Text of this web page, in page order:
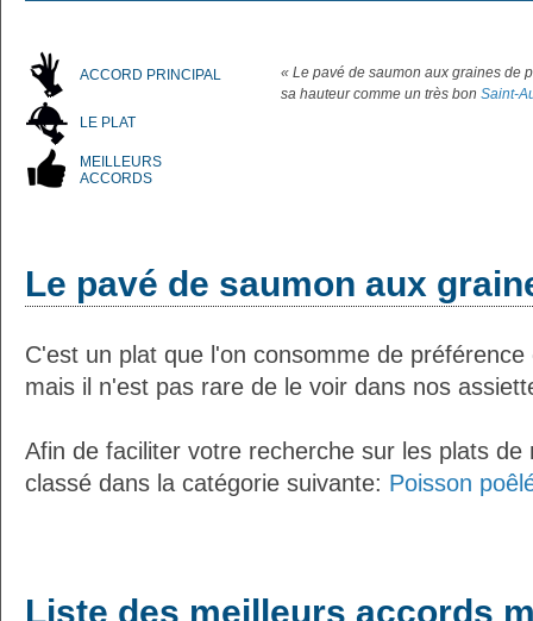
ACCORD PRINCIPAL
LE PLAT
MEILLEURS
ACCORDS
« Le pavé de saumon aux graines de
sa hauteur comme un très bon Saint-
Le pavé de saumon aux
C'est un plat que l'on consomme de
mais il n'est pas rare de le voir dans nos
Afin de faciliter votre recherche sur les plats
classé dans la catégorie suivante: Poisson
Liste des meilleurs accords